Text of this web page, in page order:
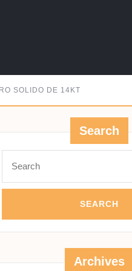
SOLIDO DE 14KT
Search
for:
Archives